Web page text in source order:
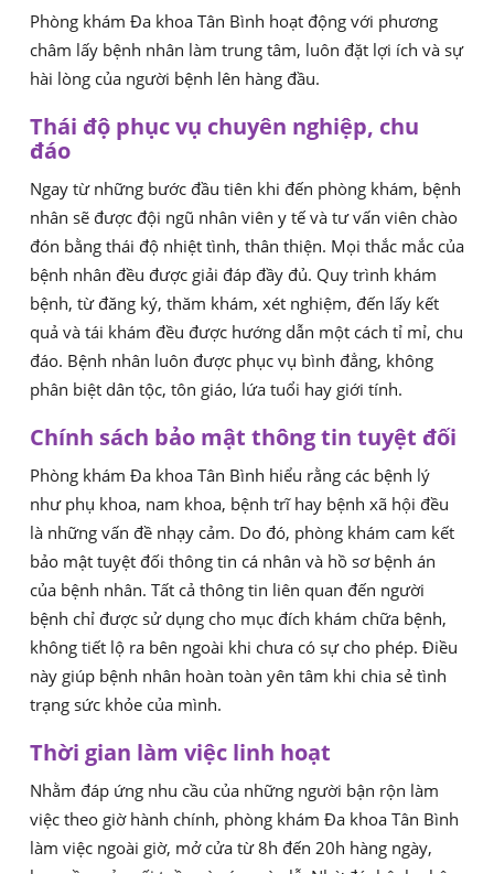
Phòng khám Đa khoa Tân Bình hoạt động với phương
châm lấy bệnh nhân làm trung tâm, luôn đặt lợi ích và sự
hài lòng của người bệnh lên hàng đầu.
Thái độ phục vụ chuyên nghiệp, chu
đáo
Ngay từ những bước đầu tiên khi đến phòng khám, bệnh
nhân sẽ được đội ngũ nhân viên y tế và tư vấn viên chào
đón bằng thái độ nhiệt tình, thân thiện. Mọi thắc mắc của
bệnh nhân đều được giải đáp đầy đủ. Quy trình khám
bệnh, từ đăng ký, thăm khám, xét nghiệm, đến lấy kết
quả và tái khám đều được hướng dẫn một cách tỉ mỉ, chu
đáo. Bệnh nhân luôn được phục vụ bình đẳng, không
phân biệt dân tộc, tôn giáo, lứa tuổi hay giới tính.
Chính sách bảo mật thông tin tuyệt đối
Phòng khám Đa khoa Tân Bình hiểu rằng các bệnh lý
như phụ khoa, nam khoa, bệnh trĩ hay bệnh xã hội đều
là những vấn đề nhạy cảm. Do đó, phòng khám cam kết
bảo mật tuyệt đối thông tin cá nhân và hồ sơ bệnh án
của bệnh nhân. Tất cả thông tin liên quan đến người
bệnh chỉ được sử dụng cho mục đích khám chữa bệnh,
không tiết lộ ra bên ngoài khi chưa có sự cho phép. Điều
này giúp bệnh nhân hoàn toàn yên tâm khi chia sẻ tình
trạng sức khỏe của mình.
Thời gian làm việc linh hoạt
Nhằm đáp ứng nhu cầu của những người bận rộn làm
việc theo giờ hành chính, phòng khám Đa khoa Tân Bình
làm việc ngoài giờ, mở cửa từ 8h đến 20h hàng ngày,